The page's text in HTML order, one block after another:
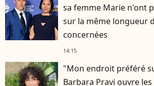
sa femme Marie n'ont
sur la même longueur
concernées
14:15
"Mon endroit préféré
Barbara Pravi ouvre